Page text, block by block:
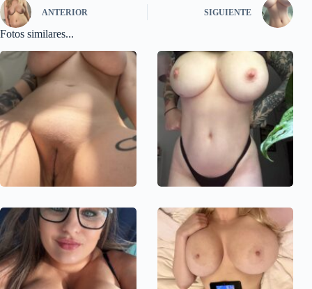
ANTERIOR SIGUIENTE
Fotos similares...